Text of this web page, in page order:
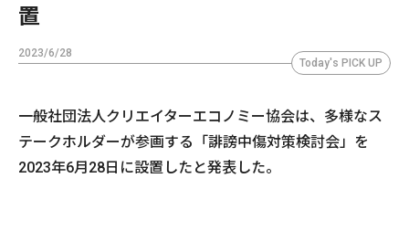
置
2023/6/28
Today's PICK UP
一般社団法人クリエイターエコノミー協会は、多様なス
テークホルダーが参画する「誹謗中傷対策検討会」を
2023年6月28日に設置したと発表した。